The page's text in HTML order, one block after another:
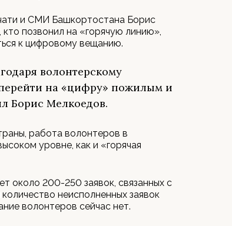
и СМИ Башкортостана Борис
позвонил на «горячую линию»,
к цифровому вещанию.
волонтерскому
на «цифру» пожилым и
Борис Мелкоедов.
работа волонтеров в
уровне, как и «горячая
около 200-250 заявок, связанных с
неисполненных заявок
волонтеров сейчас нет.